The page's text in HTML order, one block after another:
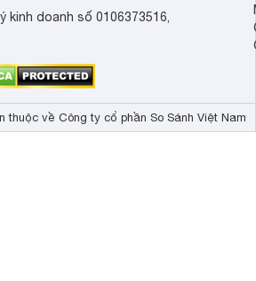
kinh doanh số 0106373516,
thuộc về Công ty cổ phần So Sánh Việt Nam